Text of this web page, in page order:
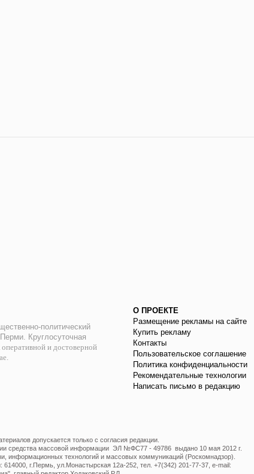
политический
Круглосуточная
и достоверной
О ПРОЕКТЕ
Размещение рекламы на сайте
Купить рекламу
Контакты
Пользовательское соглашение
Политика конфиденциальности
Рекомендательные технологии
Написать письмо в редакцию
допускается только с согласия редакции.
средства массовой информации ЭЛ №ФС77 - 49786 выдано 10 мая 2012 г.
информационных технологий и массовых коммуникаций (Роскомнадзор).
614000, г.Пермь, ул.Монастырская 12а-252, тел. +7(342) 201-77-37, e-mail: